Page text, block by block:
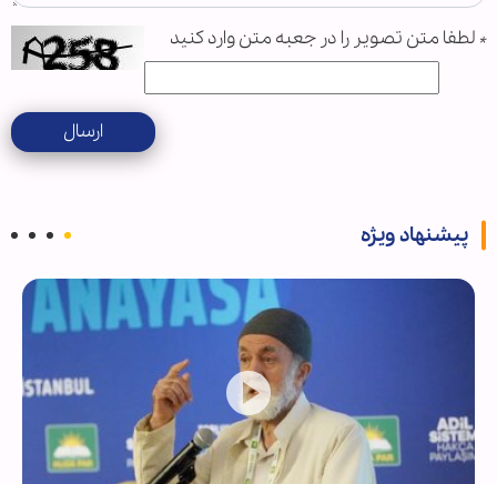
* لطفا متن تصویر را در جعبه متن وارد کنید
ارسال
پیشنهاد ویژه